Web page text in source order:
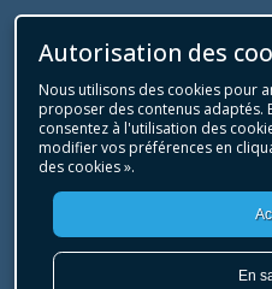
Autorisation des
Nous utilisons des cookies pour
proposer des contenus adaptés.
consentez à l'utilisation des
modifier vos préférences en
des cookies ».
En